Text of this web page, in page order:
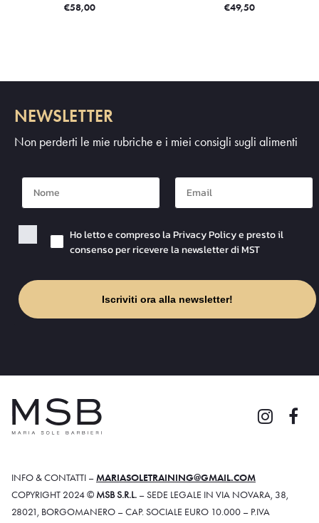
€58,00 €49,50
NEWSLETTER
Non perderti le mie rubriche e i miei consigli sugli alimenti
Nome Mail
Checkbox PrivacyHo letto e compreso la Privacy Policy e presto il
consenso per ricevere la newsletter di MST
Iscriviti ora alla newsletter!
INFO & CONTATTI –MARIASOLETRAINING@GMAIL.COM
COPYRIGHT 2024 © MSB S.R.L. – SEDE LEGALE IN VIA NOVARA, 38,
28021, BORGOMANERO – CAP. SOCIALE EURO 10.000 – P.IVA